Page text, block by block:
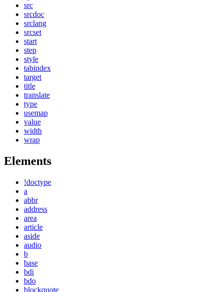
src
srcdoc
srclang
srcset
start
step
style
tabindex
target
title
translate
type
usemap
value
width
wrap
Elements
!doctype
a
abbr
address
area
article
aside
audio
b
base
bdi
bdo
blockquote